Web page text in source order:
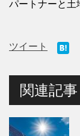
パートナーと土
ツイート
関連記事